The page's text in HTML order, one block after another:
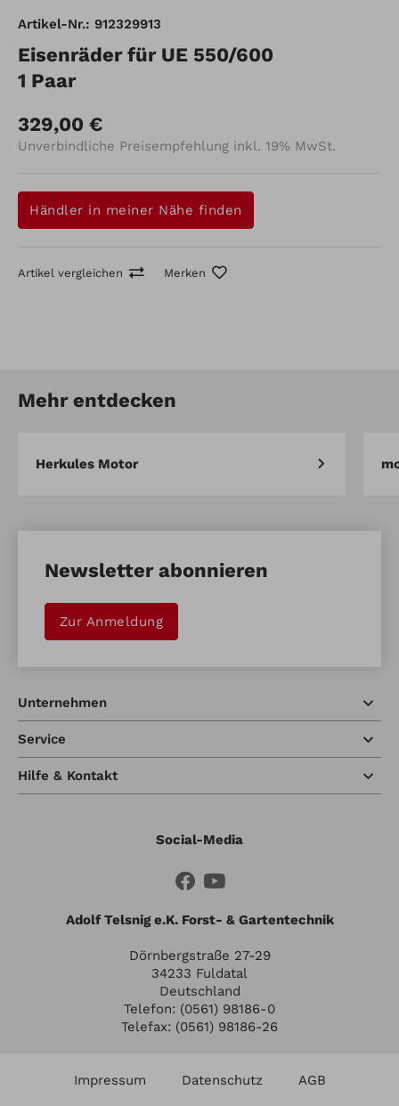
Artikel-Nr.: 912329913
Eisenräder für UE 550/600
1 Paar
329,00 €
Unverbindliche Preisempfehlung inkl. 19% MwSt.
Händler in meiner Nähe finden
Artikel vergleichen Merken
Eisenräder für UE 550/600
Mehr entdecken
Herkules Motor
Newsletter abonnieren
Zur Anmeldung
Unternehmen
Service
Hilfe & Kontakt
Social-Media
Adolf Telsnig e.K. Forst- & Gartentechnik
Dörnbergstraße 27-29
34233 Fuldatal
Deutschland
Telefon: (0561) 98186-0
Telefax: (0561) 98186-26
Impressum Datenschutz AGB